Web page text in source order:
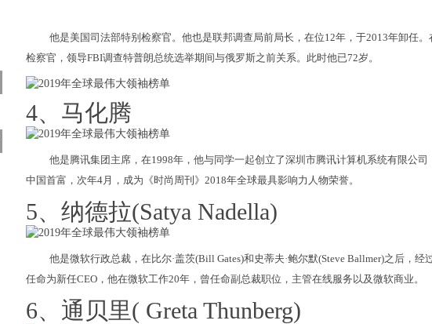
他是美国司法部特别检察官。他也是联邦调查局前局长，在位12年，于2013年卸任
检察官，领导FBI调查特普朗总统选举期间与俄罗斯之前关系。此时他已72岁。
4、马化腾
他是腾讯集团主席，在1998年，他与同学一起创立了深圳市腾讯计算机系统有限公
中国首富，次年4月，成为《时尚周刊》2018年全球最具影响力人物荣誉。
5、纳德拉(Satya Nadella)
他是微软行政总裁，在比尔·盖茨(Bill Gates)和史蒂夫·鲍尔默(Steve Ballmer)之后，
任命为新任CEO，他在微软工作20年，曾任命副总裁职位，主管在线服务以及微软商业。
6、通贝里( Greta Thunberg)